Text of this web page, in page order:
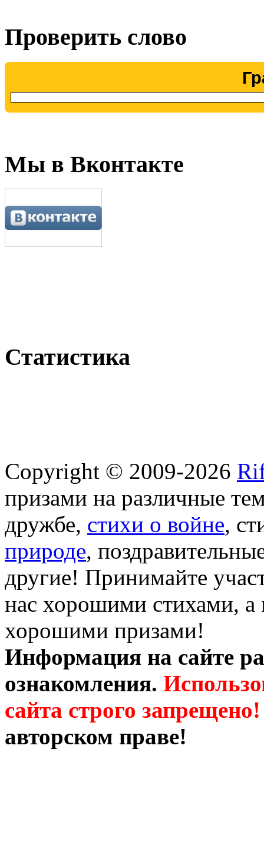
Проверить слово
Мы в Вконтакте
Статистика
Copyright © 2009-2026
призами на различные
дружбе, стихи о войне,
природе,
другие! Принимайте
нас хорошими стихами, а
хорошими призами!
Информация на сайте
ознакомления.
сайта строго запрещено!
авторском праве!